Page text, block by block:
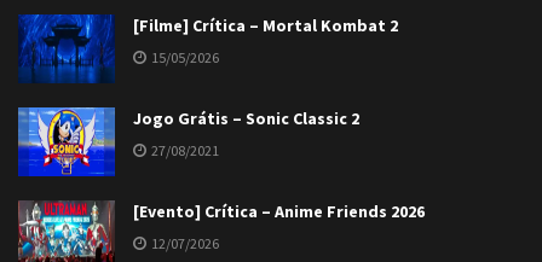
[Filme] Crítica – Mortal Kombat 2
15/05/2026
Jogo Grátis – Sonic Classic 2
27/08/2021
[Evento] Crítica – Anime Friends 2026
12/07/2026